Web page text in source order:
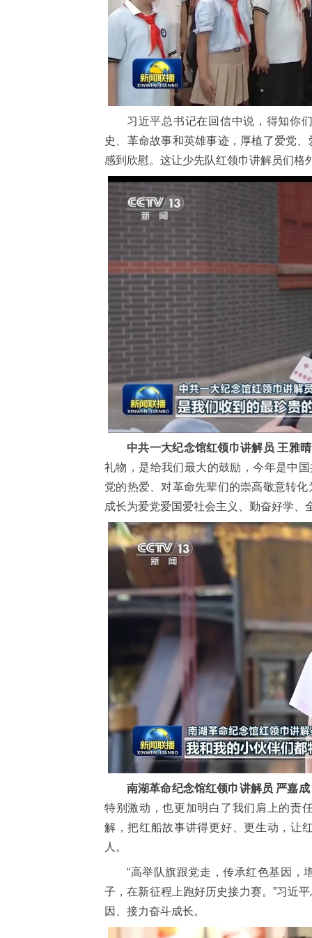
习近平总书记在回信中说，得知你
史、革命故事和英雄事迹，厚植了爱党
感到欣慰。这让少先队红领巾讲解员们格
中共一大纪念馆红领巾讲解员 王雅
礼物，是给我们最大的鼓励，今年是中
党的热爱、对革命先辈们的崇高敬意转
成长为爱党爱国爱社会主义、勤奋好学、
南湖革命纪念馆红领巾讲解员 严嘉成
特别激动，也更加明白了我们肩上的责
解，把红船故事讲得更好、更生动，让
人。
“高举队旗跟党走，传承红色基因，
子，在新征程上跑好历史接力赛。”习近
因、接力奋斗成长。